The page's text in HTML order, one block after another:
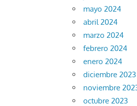
mayo 2024
abril 2024
marzo 2024
febrero 2024
enero 2024
diciembre 2023
noviembre
octubre 2023